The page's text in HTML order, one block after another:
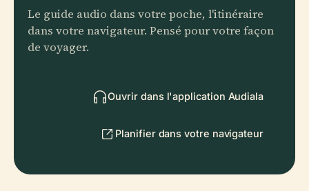
Le guide audio dans votre poche, l'itinéraire
dans votre navigateur. Pensé pour votre façon
de voyager.
Ouvrir dans l'application Audiala
Planifier dans votre navigateur